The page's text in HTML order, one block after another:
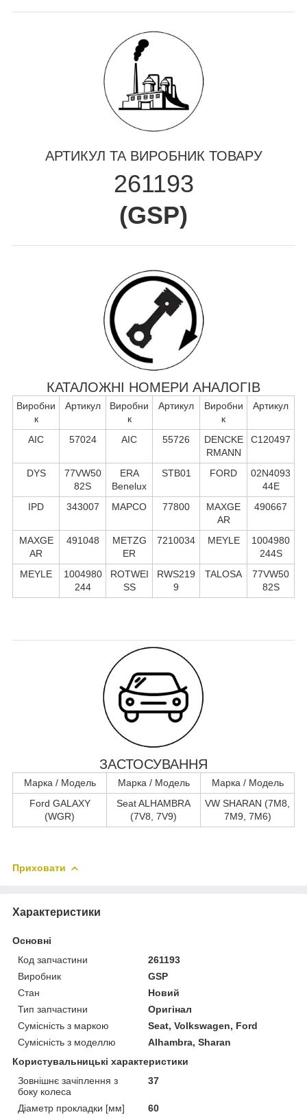
АРТИКУЛ ТА ВИРОБНИК ТОВАРУ
261193
(GSP)
КАТАЛОЖНІ НОМЕРИ АНАЛОГІВ
Виробни
к
Артикул
Виробни
к
Артикул
Виробни
к
Артикул
AIC 57024 AIC 55726
DENCKE
RMANN
C120497
DYS
77VW50
82S
ERA
Benelux
STB01 FORD
02N4093
44E
IPD
343007 MAPCO 77800
MAXGE
AR
490667
MAXGE
AR
491048
METZG
ER
7210034 MEYLE
1004980
244S
MEYLE
1004980
244
ROTWEI
SS
RWS219
9
TALOSA
77VW50
82S
ЗАСТОСУВАННЯ
Марка / Модель Марка / Модель
Марка / Модель
Ford GALAXY
(WGR)
Seat ALHAMBRA
(7V8, 7V9)
VW SHARAN (7M8,
7M9, 7M6)
Приховати
Характеристики
Основні
Код запчастини
261193
Виробник
GSP
Стан
Новий
Тип запчастини
Оригінал
Сумісність з маркою
Seat, Volkswagen, Ford
Сумісність з моделлю
Alhambra, Sharan
Користувальницькі характеристики
Зовнішнє зачіплення з
боку колеса
37
Діаметр прокладки [мм] 60